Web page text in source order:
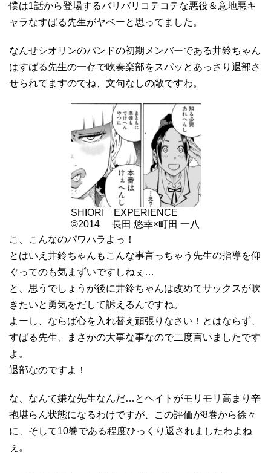
僕は1話から登場するバリバリコテコテな悪役＆意地悪キ
ャラなすばる先生がヤベーと思ってました。
なんせシオリンのバンドの初期メンバーである井鈴ちゃん
はすばる先生の一存で吹奏楽部をスパッとあっさり退部さ
せられてますのでね、文句なしの敵ですわ。
SHIORI EXPERIENCE
©2014 長田 悠幸×町田 一八
こ、こんなのパワハラよっ！
とはいえ井鈴ちゃんもこんな事言っちゃう先生の指導を仰
ぐってのも気まずいですしねぇ…
と、思うでしょうが後に井鈴ちゃんは改めてサックスが吹
きたいと勇気をだして訴えるんですね。
よーし、ならば心を入れ替え頑張りなさい！とはならず、
すばる先生、まさかの大事な事なので二度言いましたです
よ。
退部なのですよ！
な、なんて嫌な先生なんだ…とヘイトがモリモリ高まり辛
抱堪らん状態になるわけですが、この評価が8巻から徐々
に、そして10巻である程度ひっくり返されましたわよね
ぇ。